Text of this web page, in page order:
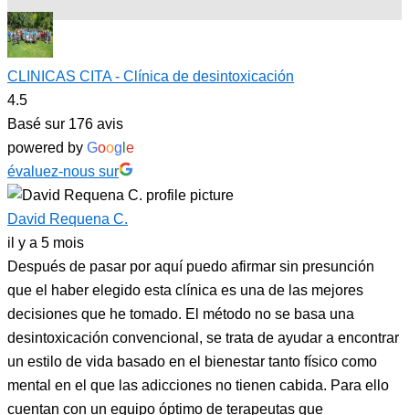
CLINICAS CITA - Clínica de desintoxicación
4.5
Basé sur 176 avis
powered by Goog e
évaluez-nous sur
David Requena C.
il y a 5 mois
Después de pasar por aquí puedo afirmar sin presunción
que el haber elegido esta clínica es una de las mejores
decisiones que he tomado. El método no se basa una
desintoxicación convencional, se trata de ayudar a encontrar
un estilo de vida basado en el bienestar tanto físico como
mental en el que las adicciones no tienen cabida. Para ello
cuentan con un equipo óptimo de terapeutas que